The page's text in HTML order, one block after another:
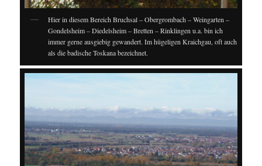
Hier in diesem Bereich Bruchsal – Obergrombach – Weingarten –
Gondelsheim – Diedelsheim – Bretten – Rinklingen u.a. bin ich
immer gerne ausgiebig gewandert. Im hügeligen Kraichgau, oft auch
als die badische Toskana bezeichnet.